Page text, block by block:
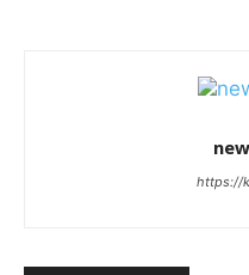
https://